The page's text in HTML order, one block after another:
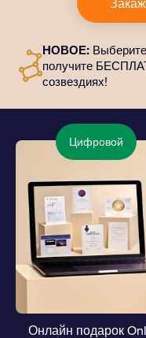
него
цифровые
пользоваться
волшебный и
НОВОЕ:
получите
созвездиях!
Цифровой
Онлайн подарок